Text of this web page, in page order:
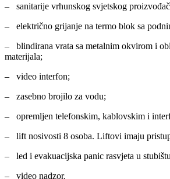
– sanitarije vrhunskog svjetskog
– električno grijanje na termo blok sa
– blindirana vrata sa metalnim okvirom i
materijala;
– video interfon;
– zasebno brojilo za vodu;
– opremljen telefonskim, kablovskim i
– lift nosivosti 8 osoba. Liftovi imaju
– led i evakuacijska panic rasvjeta u
– video nadzor.